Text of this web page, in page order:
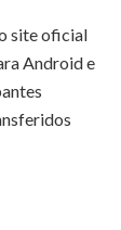
site oficial
Android e